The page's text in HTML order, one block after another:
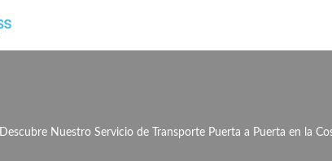
Descubre Nuestro Servicio de Transporte Puerta a Puerta en la